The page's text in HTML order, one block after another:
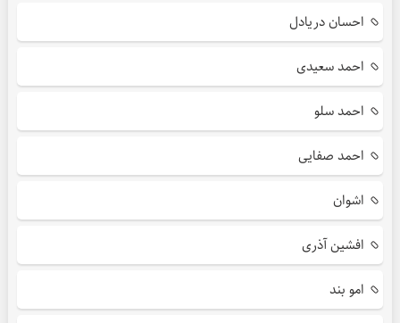
احسان دریادل
احمد سعیدی
احمد سلو
احمد صفایی
اشوان
افشین آذری
امو بند